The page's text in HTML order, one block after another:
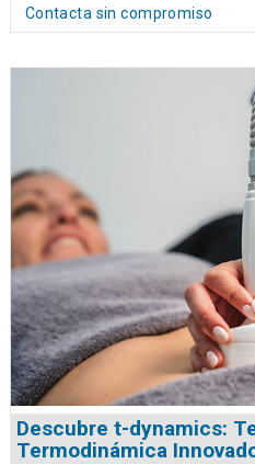
Contacta sin compromiso
Descubre t-dynamics:
Termodinámica